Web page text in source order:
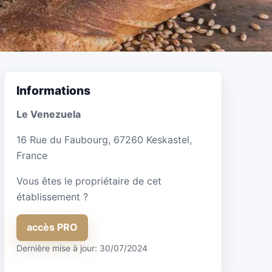
Informations
Le Venezuela
16 Rue du Faubourg, 67260 Keskastel,
France
Vous êtes le propriétaire de cet
établissement ?
accès PRO
Dernière mise à jour: 30/07/2024